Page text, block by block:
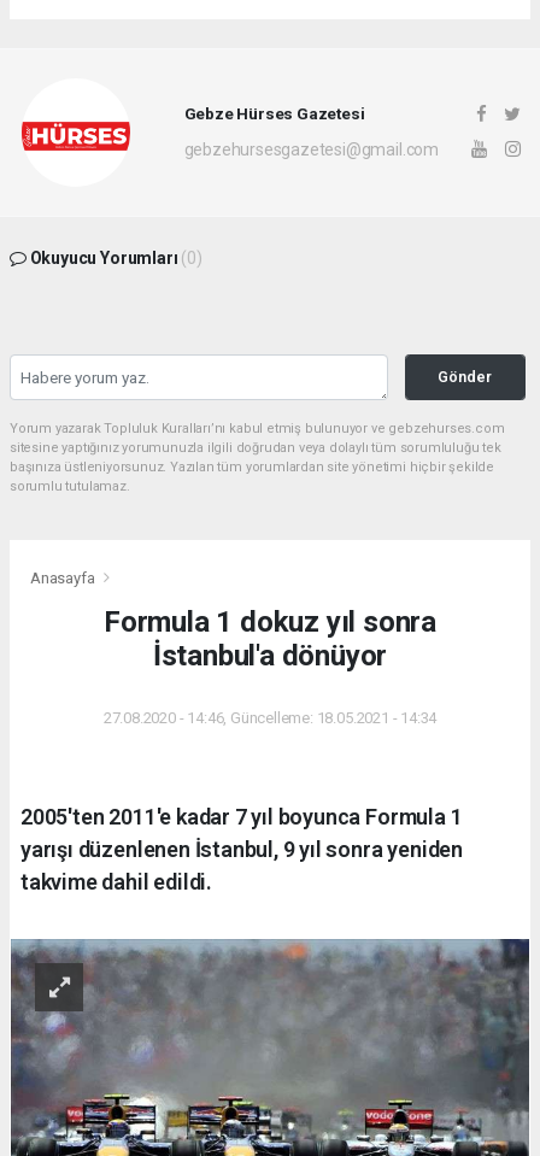
Gebze Hürses Gazetesi
gebzehursesgazetesi@gmail.com
Okuyucu Yorumları (0)
Gönder
Yorum yazarak Topluluk Kuralları’nı kabul etmiş bulunuyor ve gebzehurses.com
sitesine yaptığınız yorumunuzla ilgili doğrudan veya dolaylı tüm sorumluluğu tek
başınıza üstleniyorsunuz. Yazılan tüm yorumlardan site yönetimi hiçbir şekilde
sorumlu tutulamaz.
Anasayfa
Formula 1 dokuz yıl sonra
İstanbul'a dönüyor
27.08.2020 - 14:46, Güncelleme: 18.05.2021 - 14:34
2005'ten 2011'e kadar 7 yıl boyunca Formula 1
yarışı düzenlenen İstanbul, 9 yıl sonra yeniden
takvime dahil edildi.